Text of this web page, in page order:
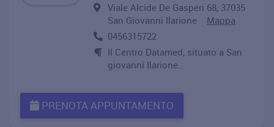
Viale Alcide De Gasperi 68, 37035
San Giovanni Ilarione Mappa
0456315722
Il Centro Datamed, situato a San
giovanni Ilarione..
PRENOTA APPUNTAMENTO